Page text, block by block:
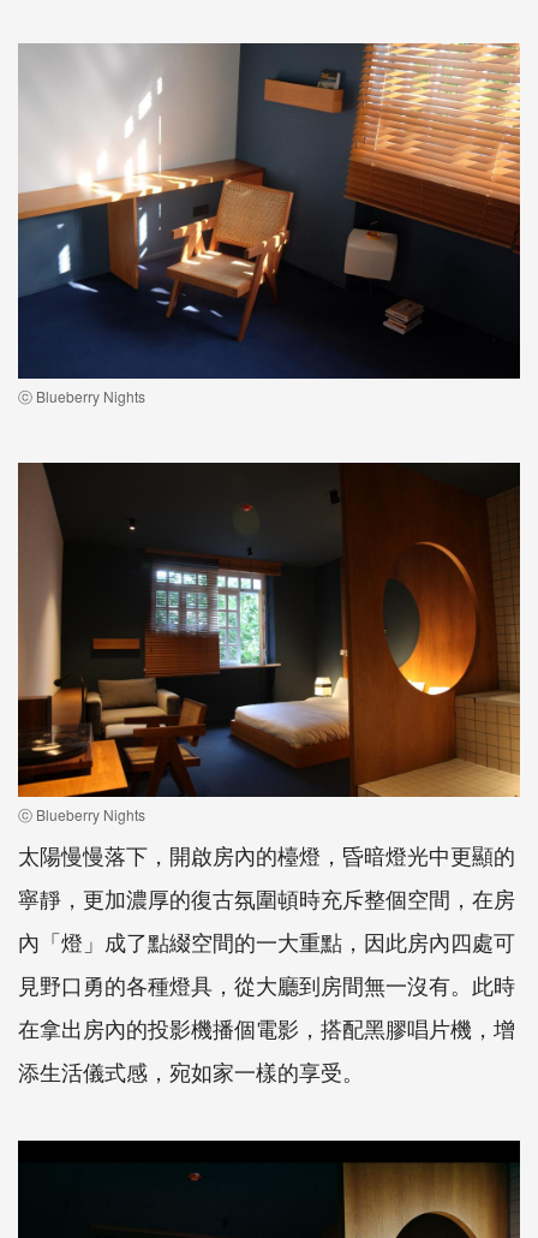
ⓒ Blueberry Nights
ⓒ Blueberry Nights
太陽慢慢落下，開啟房內的檯燈，昏暗燈光中更顯的
寧靜，更加濃厚的復古氛圍頓時充斥整個空間，在房
內「燈」成了點綴空間的一大重點，因此房內四處可
見野口勇的各種燈具，從大廳到房間無一沒有。此時
在拿出房內的投影機播個電影，搭配黑膠唱片機，增
添生活儀式感，宛如家一樣的享受。